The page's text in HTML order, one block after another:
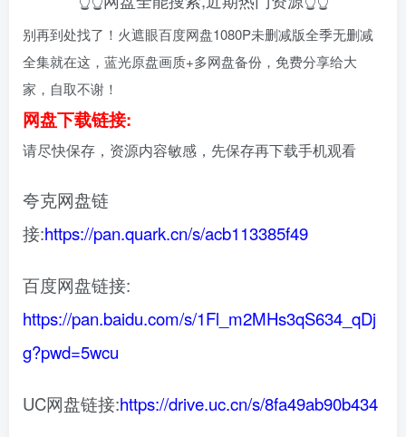
别再到处找了！火遮眼百度网盘1080P未删减版全季无删减
全集就在这，蓝光原盘画质+多网盘备份，免费分享给大
家，自取不谢！
网盘下载链接:
请尽快保存，资源内容敏感，先保存再下载手机观看
夸克网盘链
接:https://pan.quark.cn/s/acb113385f49
百度网盘链接:
https://pan.baidu.com/s/1Fl_m2MHs3qS634_qDj
g?pwd=5wcu
UC网盘链接:https://drive.uc.cn/s/8fa49ab90b434